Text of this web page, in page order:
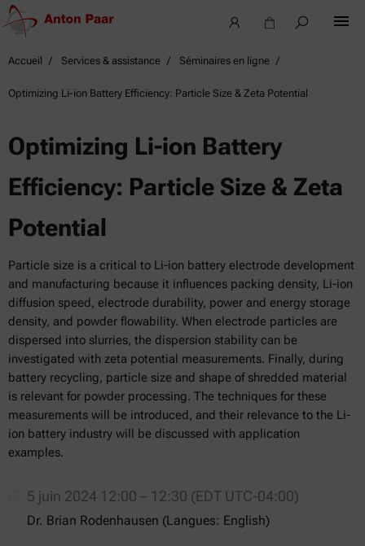
Accueil Services & assistance Séminaires en ligne
Optimizing Li-ion Battery Efficiency: Particle Size & Zeta Potential
Optimizing Li-ion Battery
Efficiency: Particle Size & Zeta
Potential
Particle size is a critical to Li-ion battery electrode development
and manufacturing because it influences packing density, Li-ion
diffusion speed, electrode durability, power and energy storage
density, and powder flowability. When electrode particles are
dispersed into slurries, the dispersion stability can be
investigated with zeta potential measurements. Finally, during
battery recycling, particle size and shape of shredded material
is relevant for powder processing. The techniques for these
measurements will be introduced, and their relevance to the Li-
ion battery industry will be discussed with application
examples.
5 juin 2024 12:00 – 12:30 (EDT UTC-04:00)
Dr. Brian Rodenhausen (Langues: English)